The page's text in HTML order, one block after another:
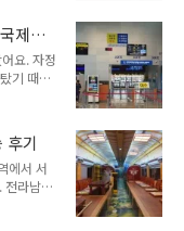
온을
행기표
해결되
제가 제
어요. 이
서 배
까지
제여
요. 자정
기 때문
약해서
별로 배
요. 아
적에 가
위치 확
두?" 제
후기
에서 서
전라남도
과연